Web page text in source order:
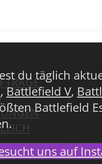
du täglich
, Battlefield V,
Battlefield
uns auf